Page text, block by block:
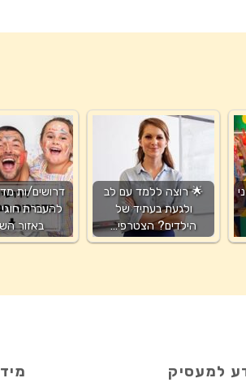
דרושים/ות
להעברת חוגי
באזור
🌟 רוצה ללמד עם לב
ולגעת בעתיד של
הילדים? הצטרפי…
למעסיק